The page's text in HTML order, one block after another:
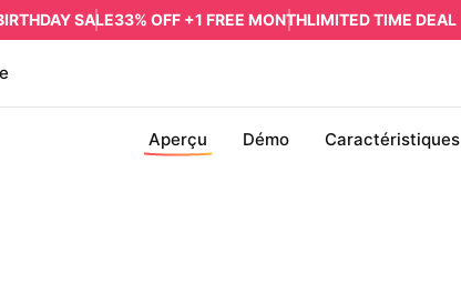
SALE33% OFF +1 FREE MONTHLIMITED TIME DEAL
Aperçu Démo Caractéristiques